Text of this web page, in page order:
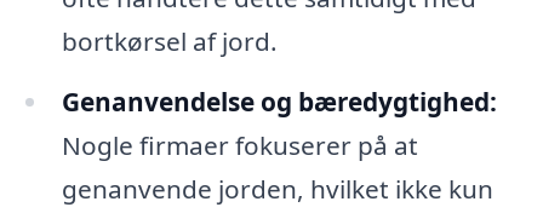
bortkørsel af jord.
Genanvendelse og bæredygtighed:
Nogle firmaer fokuserer på at
genanvende jorden, hvilket ikke kun